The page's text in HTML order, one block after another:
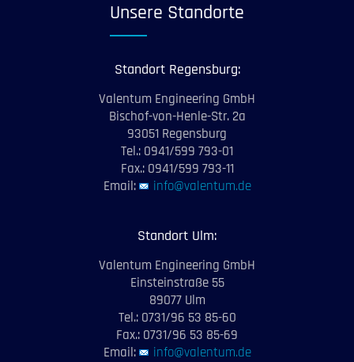
Unsere Standorte
Standort Regensburg:
Valentum Engineering GmbH
Bischof-von-Henle-Str. 2a
93051 Regensburg
Tel.: 0941/599 793-01
Fax.: 0941/599 793-11
Email:
info@valentum.de
Standort Ulm:
Valentum Engineering GmbH
Einsteinstraße 55
89077 Ulm
Tel.: 0731/96 53 85-60
Fax.: 0731/96 53 85-69
Email:
info@valentum.de